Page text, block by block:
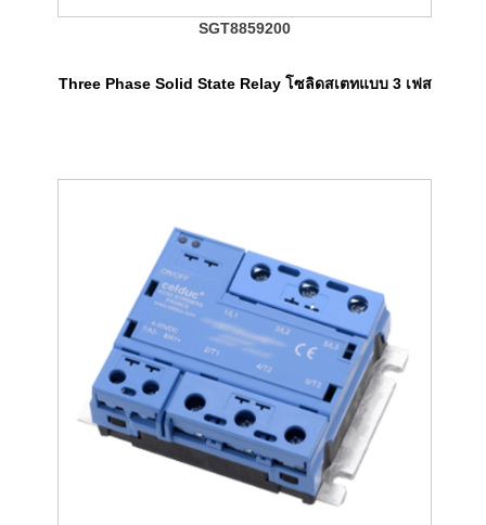
SGT8859200
Three Phase Solid State Relay โซลิดสเตทแบบ 3 เฟส